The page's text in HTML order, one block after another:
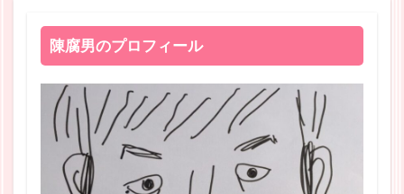
陳腐男のプロフィール